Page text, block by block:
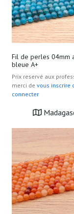
Fil de perles 04mm
bleue A+
Prix reservé aux
merci de vous inscrire
connecter